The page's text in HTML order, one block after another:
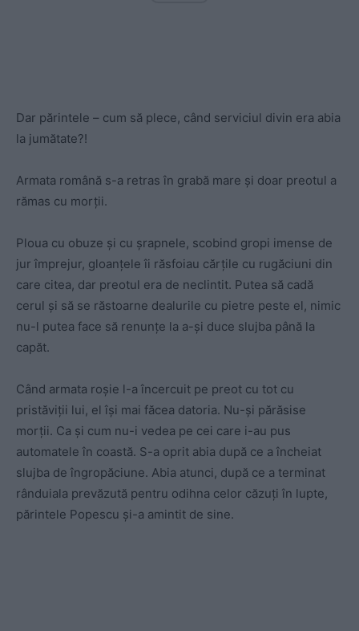
Dar părintele – cum să plece, când serviciul divin era abia
la jumătate?!
Armata română s-a retras în grabă mare şi doar preotul a
rămas cu morţii.
Ploua cu obuze şi cu şrapnele, scobind gropi imense de
jur împrejur, gloanţele îi răsfoiau cărţile cu rugăciuni din
care citea, dar preotul era de neclintit. Putea să cadă
cerul şi să se răstoarne dealurile cu pietre peste el, nimic
nu-l putea face să renunţe la a-şi duce slujba până la
capăt.
Când armata roșie l-a încercuit pe preot cu tot cu
pristăviții lui, el îşi mai făcea datoria. Nu-şi părăsise
morţii. Ca şi cum nu-i vedea pe cei care i-au pus
automatele în coastă. S-a oprit abia după ce a încheiat
slujba de îngropăciune. Abia atunci, după ce a terminat
rânduiala prevăzută pentru odihna celor căzuţi în lupte,
părintele Popescu şi-a amintit de sine.